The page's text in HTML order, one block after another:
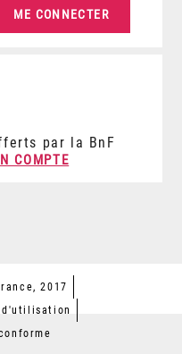
par la BnF
COMPTE
2017
d'utilisation